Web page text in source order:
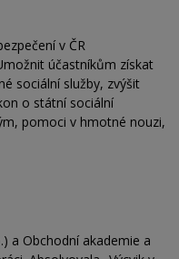
v ČR
účastníkům získat
sociální služby, zvýšit
o státní sociální
pomoci v hmotné nouzi,
a Obchodní akademie a